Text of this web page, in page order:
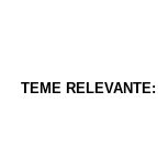
TEME RELEVANTE: